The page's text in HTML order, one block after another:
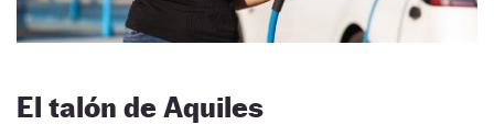
El talón de Aquiles